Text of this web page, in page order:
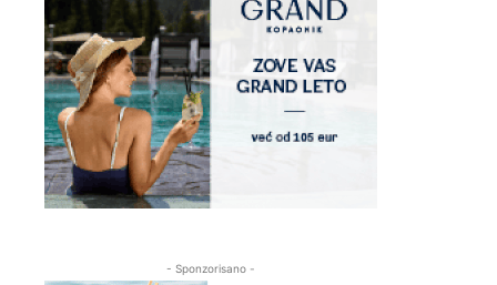
- Sponzorisano -